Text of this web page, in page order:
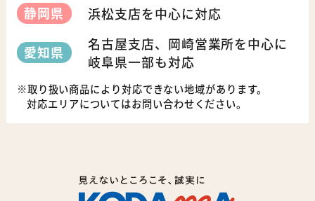
静岡県
浜松支店を中心に対応
愛知県
名古屋支店、岡崎営業所を中心に
岐阜県一部も対応
取り扱い商品により対応できない地域があります。
対応エリアについてはお問い合わせください。